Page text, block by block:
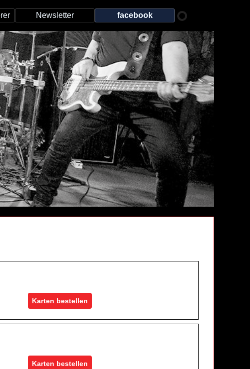
Newsletter facebook
Karten bestellen
Karten bestellen